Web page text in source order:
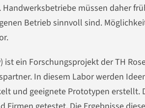
müssen daher
Betrieb sinnvoll sind.
ein Forschungsprojekt der TH
In diesem Labor werden
und geeignete Prototypen erstellt.